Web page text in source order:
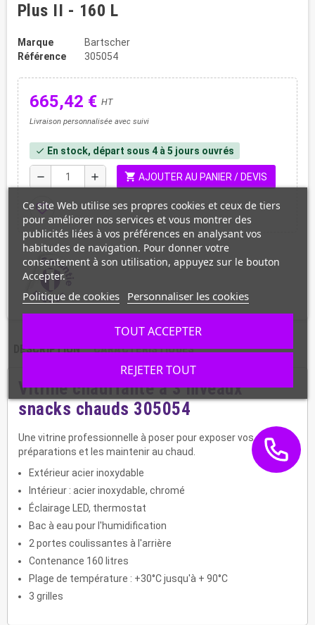
Plus II - 160 L
Marque
Bartscher
Référence
305054
665,42 € HT
Livraison personnalisée avec suivi
check En stock, départ sous 4 à 5 jours ouvrés
remove add shopping_cart AJOUTER AU PANIER / DEVIS
favorite_border
DESCRIPTION CARACTÉRISTIQUES
Vitrine chauffante à 3 niveaux
snacks chauds 305054
Une vitrine professionnelle à poser pour exposer vos
préparations et les maintenir au chaud.
Extérieur acier inoxydable
Intérieur : acier inoxydable, chromé
Éclairage LED, thermostat
Bac à eau pour l'humidification
2 portes coulissantes à l'arrière
Contenance 160 litres
Plage de température : +30°C jusqu'à + 90°C
3 grilles
Ce site Web utilise ses propres cookies et ceux de tiers
pour améliorer nos services et vous montrer des
publicités liées à vos préférences en analysant vos
habitudes de navigation. Pour donner votre
consentement à son utilisation, appuyez sur le bouton
Accepter.
Politique de cookies Personnaliser les cookies
REJETER TOUT
TOUT ACCEPTER